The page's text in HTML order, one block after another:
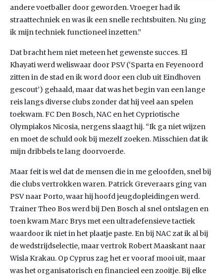
andere voetballer door geworden. Vroeger had ik
straattechniek en was ik een snelle rechtsbuiten. Nu ging
ik mijn techniek functioneel inzetten.”
Dat bracht hem niet meteen het gewenste succes. El
Khayati werd weliswaar door PSV (‘Sparta en Feyenoord
zitten in de stad en ik word door een club uit Eindhoven
gescout’) gehaald, maar dat was het begin van een lange
reis langs diverse clubs zonder dat hij veel aan spelen
toekwam. FC Den Bosch, NAC en het Cypriotische
Olympiakos Nicosia, nergens slaagt hij. “Ik ga niet wijzen
en moet de schuld ook bij mezelf zoeken. Misschien dat ik
mijn dribbels te lang doorvoerde.
Maar feit is wel dat de mensen die in me geloofden, snel bij
die clubs vertrokken waren. Patrick Greveraars ging van
PSV naar Porto, waar hij hoofd jeugdopleidingen werd.
Trainer Theo Bos werd bij Den Bosch al snel ontslagen en
toen kwam Marc Brys met een ultradefensieve tactiek
waardoor ik niet in het plaatje paste. En bij NAC zat ik al bij
de wedstrijdselectie, maar vertrok Robert Maaskant naar
Wisla Krakau. Op Cyprus zag het er vooraf mooi uit, maar
was het organisatorisch en financieel een zooitje. Bij elke